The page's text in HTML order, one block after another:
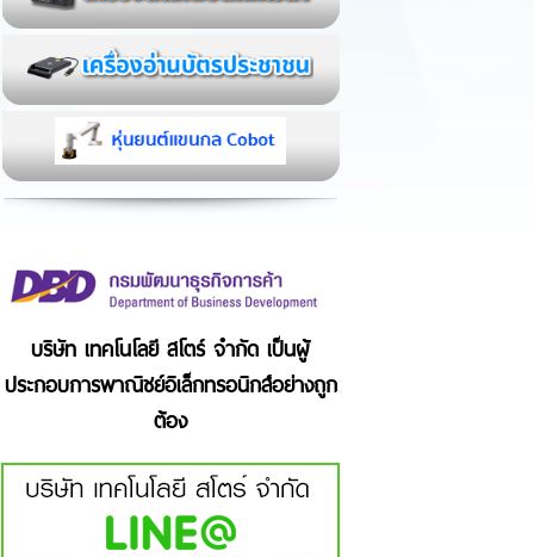
บริษัท เทคโนโลยี สโตร์ จำกัด เป็นผู้
ประกอบการพาณิชย์อิเล็กทรอนิกส์อย่างถูก
ต้อง